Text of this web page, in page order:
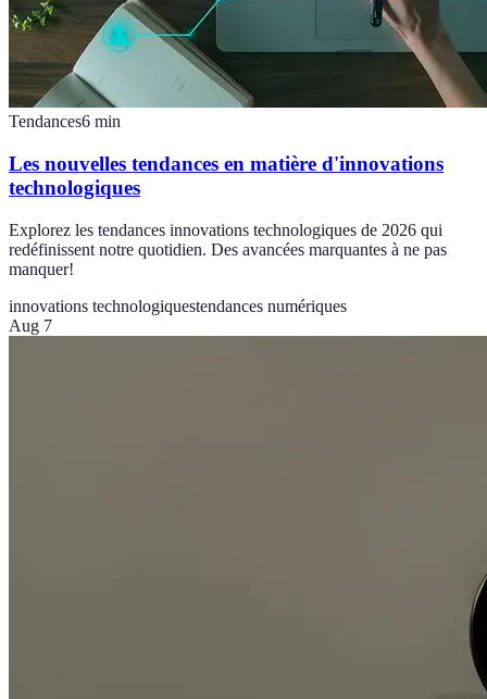
Tendances6 min
Les nouvelles tendances en matière d'innovations
technologiques
Explorez les tendances innovations technologiques de 2026 qui
redéfinissent notre quotidien. Des avancées marquantes à ne pas
manquer!
innovations technologiquestendances numériques
Aug 7